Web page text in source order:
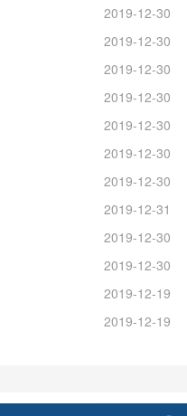
2019-12-30
2019-12-30
2019-12-30
2019-12-30
2019-12-30
2019-12-30
2019-12-30
2019-12-31
2019-12-30
2019-12-30
2019-12-19
2019-12-19